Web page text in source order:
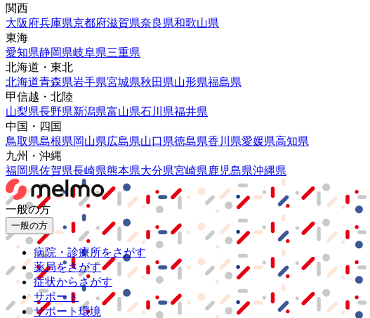
関西
大阪府兵庫県京都府滋賀県奈良県和歌山県
東海
愛知県静岡県岐阜県三重県
北海道・東北
北海道青森県岩手県宮城県秋田県山形県福島県
甲信越・北陸
山梨県長野県新潟県富山県石川県福井県
中国・四国
鳥取県島根県岡山県広島県山口県徳島県香川県愛媛県高知県
九州・沖縄
福岡県佐賀県長崎県熊本県大分県宮崎県鹿児島県沖縄県
一般の方
一般の方
病院・診療所をさがす
薬局をさがす
症状からさがす
サポート
サポート環境